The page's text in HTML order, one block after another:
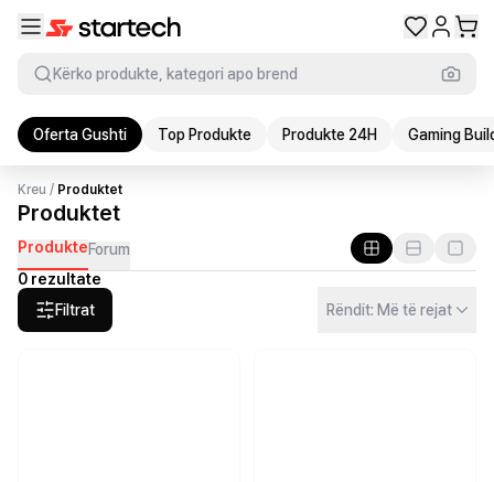
Kërko produkte, kategori apo brend
Oferta Gushti Top Produkte Produkte 24H Gaming
Kreu / Produktet
Produktet
ProdukteForum
0 rezultate
Filtrat
Rëndit: Më të rejat